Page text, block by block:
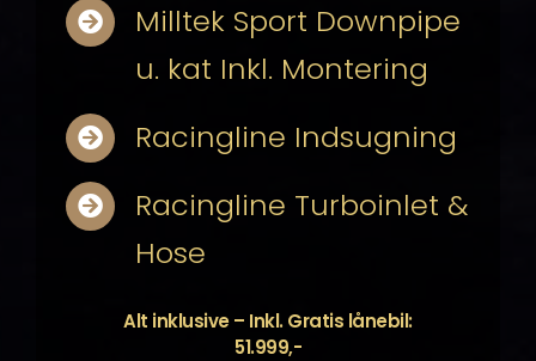
Milltek Sport Downpipe
u. kat Inkl. Montering
Racingline Indsugning
Racingline Turboinlet &
Hose
Alt inklusive – Inkl. Gratis lånebil:
51.999,-